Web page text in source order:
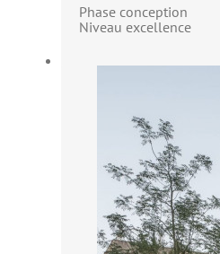
Phase conception
Niveau excellence